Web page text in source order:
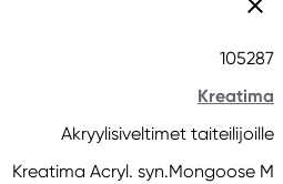
105287
Kreatima
Akryylisiveltimet taiteilijoille
Kreatima Acryl. syn.Mongoose M